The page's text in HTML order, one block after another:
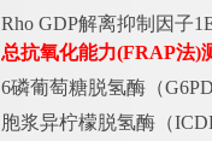
Rho GDP解离抑制因子
总抗氧化能力(FRAP法)
6磷葡萄糖脱氢酶（
胞浆异柠檬脱氢酶（